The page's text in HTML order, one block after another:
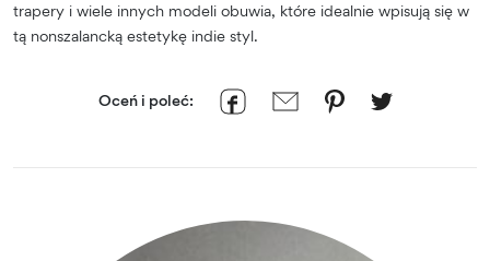
trapery i wiele innych modeli obuwia, które idealnie wpisują się w
tą nonszalancką estetykę indie styl.
Oceń i poleć: